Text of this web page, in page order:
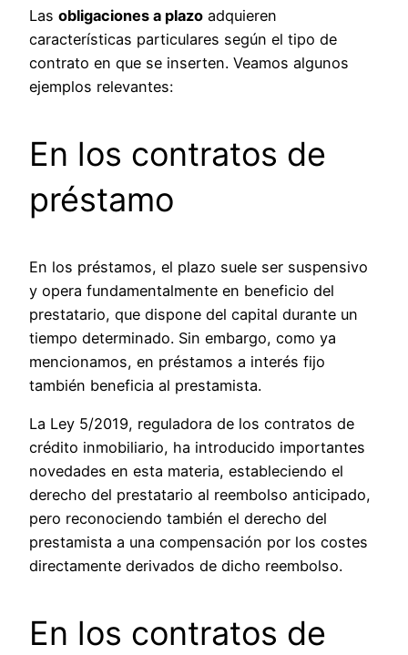
Las obligaciones a plazo adquieren
características particulares según el tipo de
contrato en que se inserten. Veamos algunos
ejemplos relevantes:
En los contratos de
préstamo
En los préstamos, el plazo suele ser suspensivo
y opera fundamentalmente en beneficio del
prestatario, que dispone del capital durante un
tiempo determinado. Sin embargo, como ya
mencionamos, en préstamos a interés fijo
también beneficia al prestamista.
La Ley 5/2019, reguladora de los contratos de
crédito inmobiliario, ha introducido importantes
novedades en esta materia, estableciendo el
derecho del prestatario al reembolso anticipado,
pero reconociendo también el derecho del
prestamista a una compensación por los costes
directamente derivados de dicho reembolso.
En los contratos de